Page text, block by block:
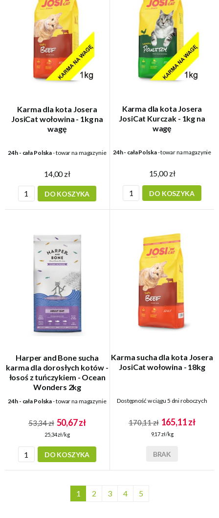
Karma dla kota Josera
JosiCat wołowina - 1kg na
wagę
24h - cała Polska- towar na magazynie
14,00 zł
DO KOSZYKA
Karma dla kota Josera
JosiCat Kurczak - 1kg na
wagę
24h - cała Polska- towar na magazynie
15,00 zł
DO KOSZYKA
Harper and Bone sucha
karma dla dorosłych kotów -
łosoś z tuńczykiem - Ocean
Wonders 2kg
24h - cała Polska- towar na magazynie
53,34 zł 50,67 zł
25,34 zł/kg
DO KOSZYKA
Karma sucha dla kota Josera
JosiCat wołowina - 18kg
Dostępność w ciągu 5 dni roboczych
170,11 zł 165,11 zł
9,17 zł/kg
BRAK
1 2 3 4 5